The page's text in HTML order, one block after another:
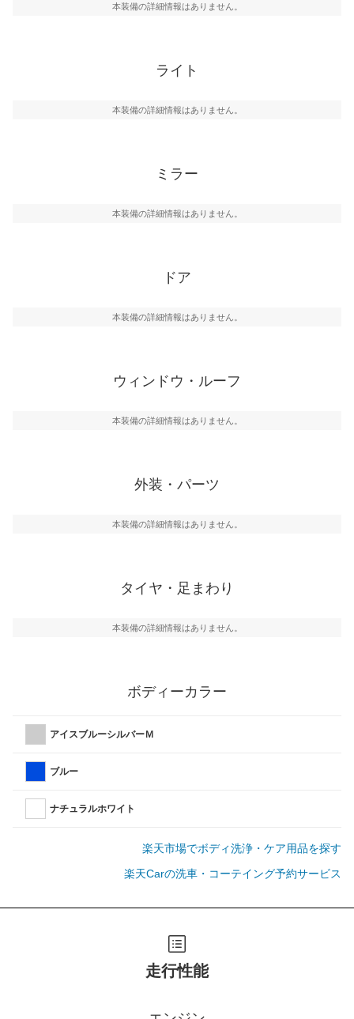
本装備の詳細情報はありません。
ライト
本装備の詳細情報はありません。
ミラー
本装備の詳細情報はありません。
ドア
本装備の詳細情報はありません。
ウィンドウ・ルーフ
本装備の詳細情報はありません。
外装・パーツ
本装備の詳細情報はありません。
タイヤ・足まわり
本装備の詳細情報はありません。
ボディーカラー
アイスブルーシルバーＭ
ブルー
ナチュラルホワイト
楽天市場でボディ洗浄・ケア用品を探す
楽天Carの洗車・コーテイング予約サービス
走行性能